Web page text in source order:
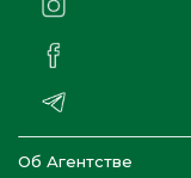
Об Агентстве